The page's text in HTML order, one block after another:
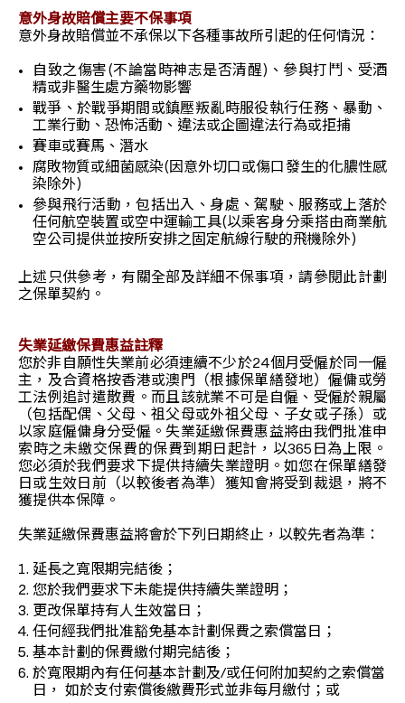
意外身故賠償主要不保事項
意外身故賠償並不承保以下各種事故所引起的任何情況：
自致之傷害(不論當時神志是否清醒)、參與打鬥、受酒
精或非醫生處方藥物影響
戰爭、於戰爭期間或鎮壓叛亂時服役執行任務、暴動、
工業行動、恐怖活動、違法或企圖違法行為或拒捕
賽車或賽馬、潛水
腐敗物質或細菌感染(因意外切口或傷口發生的化膿性感
染除外)
參與飛行活動，包括出入、身處、駕駛、服務或上落於
任何航空裝置或空中運輸工具(以乘客身分乘搭由商業航
空公司提供並按所安排之固定航線行駛的飛機除外)
上述只供參考，有關全部及詳細不保事項，請參閱此計劃
之保單契約。
失業延繳保費惠益註釋
您於非自願性失業前必須連續不少於24個月受僱於同一僱
主，及合資格按香港或澳門（根據保單繕發地）僱傭或勞
工法例追討遣散費。而且該就業不可是自僱、受僱於親屬
（包括配偶、父母、祖父母或外祖父母、子女或子孫）或
以家庭僱傭身分受僱。失業延繳保費惠益將由我們批准申
索時之未繳交保費的保費到期日起計，以365日為上限。
您必須於我們要求下提供持續失業證明。如您在保單繕發
日或生效日前（以較後者為準）獲知會將受到裁退，將不
獲提供本保障。
失業延繳保費惠益將會於下列日期終止，以較先者為準：
延長之寬限期完結後；
您於我們要求下未能提供持續失業證明；
更改保單持有人生效當日；
任何經我們批准豁免基本計劃保費之索償當日；
基本計劃的保費繳付期完結後；
於寬限期內有任何基本計劃及/或任何附加契約之索償當
日， 如於支付索償後繳費形式並非每月繳付；或